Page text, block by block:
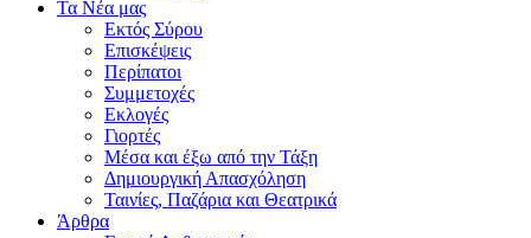
Τα Νέα μας
Εκτός Σύρου
Επισκέψεις
Περίπατοι
Συμμετοχές
Εκλογές
Γιορτές
Μέσα και έξω από την Τάξη
Δημιουργική Απασχόληση
Ταινίες, Παζάρια και Θεατρικά
Άρθρα